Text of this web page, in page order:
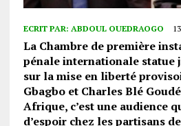
ECRIT PAR: ABDOUL OUEDRAOGO
La Chambre de première
pénale internationale statue
sur la mise en liberté
Gbagbo et Charles Blé
Afrique, c’est une audience
d’espoir chez les partisans